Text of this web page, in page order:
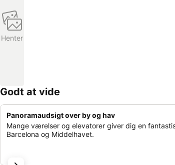
Henter
Godt at vide
Panoramaudsigt over by og hav
Mange værelser og elevatorer giver dig en
Barcelona og Middelhavet.